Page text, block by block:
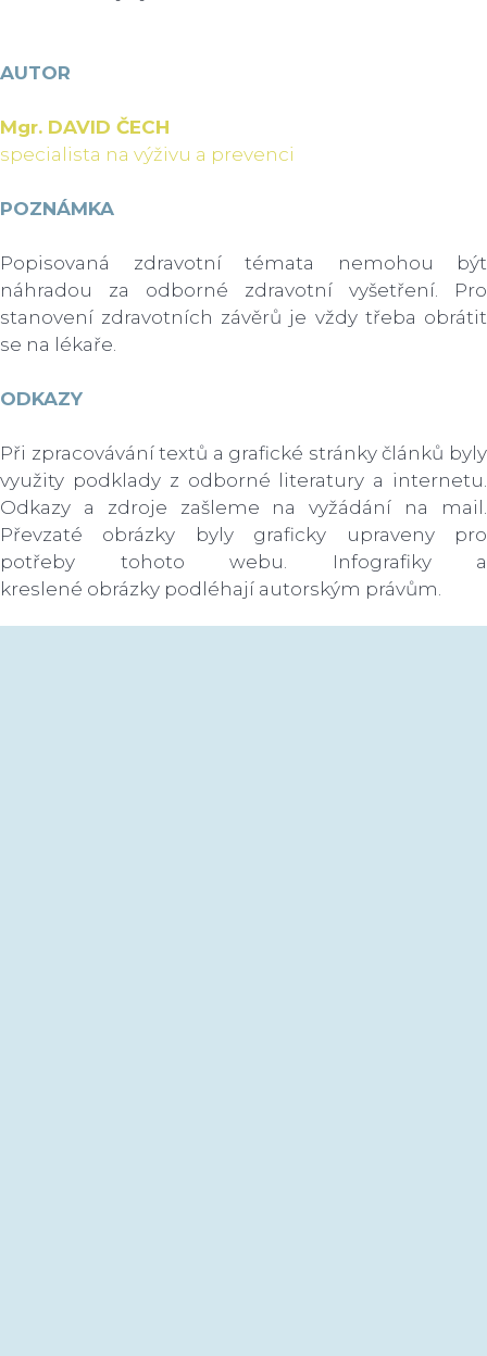
AUTOR
Mgr. DAVID ČECH
specialista na výživu a prevenci
POZNÁMKA
Popisovaná zdravotní témata nemohou být
náhradou za odborné zdravotní vyšetření. Pro
stanovení zdravotních závěrů je vždy třeba obrátit
se na lékaře.​
ODKAZY
Při zpracovávání textů a grafické stránky článků byly
využity podklady z odborné literatury a internetu.
Odkazy a zdroje zašleme na vyžádání na mail.
Převzaté obrázky byly graficky upraveny pro
potřeby tohoto webu. Infografiky a
kreslené obrázky podléhají autorským právům.